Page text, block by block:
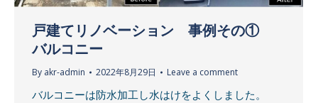
戸建てリノベーション 事例その①
バルコニー
By akr-admin 2022年8月29日 Leave a comment
バルコニーは防水加工し水はけをよくしました。